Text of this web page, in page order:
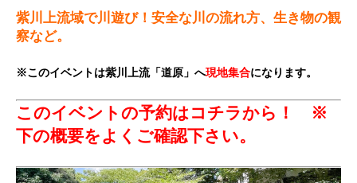
紫川上流域で川遊び！安全な川の流れ方、生き物の観
察など。
※このイベントは紫川上流「道原」へ現地集合になります。
このイベントの予約はコチラから！
※
下の概要をよくご確認下さい。